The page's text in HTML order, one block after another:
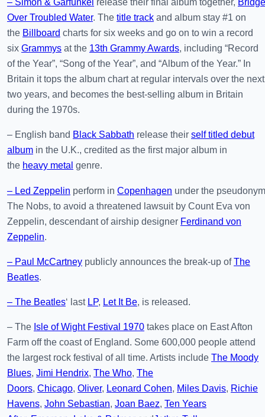
– Simon & Garfunkel release their final album together, Bridge
Over Troubled Water. The title track and album stay #1 on
the Billboard charts for six weeks and go on to win a record
six Grammys at the 13th Grammy Awards, including “Record
of the Year”, “Song of the Year”, and “Album of the Year.” In
Britain it tops the album chart at regular intervals over the next
two years, and becomes the best-selling album in Britain
during the 1970s.
– English band Black Sabbath release their self titled debut
album in the U.K., credited as the first major album in
the heavy metal genre.
– Led Zeppelin perform in Copenhagen under the pseudonym
The Nobs, to avoid a threatened lawsuit by Count Eva von
Zeppelin, descendant of airship designer Ferdinand von
Zeppelin.
– Paul McCartney publicly announces the break-up ofThe
Beatles.
– The Beatles‘ last LP, Let It Be, is released.
– The Isle of Wight Festival 1970 takes place on East Afton
Farm off the coast of England. Some 600,000 people attend
the largest rock festival of all time. Artists include The Moody
Blues, Jimi Hendrix, The Who, The
Doors, Chicago, Oliver, Leonard Cohen, Miles Davis, Richie
Havens, John Sebastian, Joan Baez, Ten Years